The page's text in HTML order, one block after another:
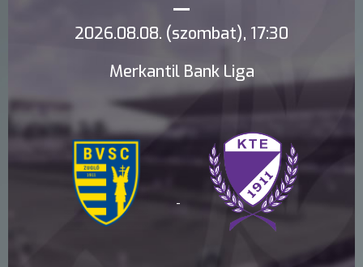
2026.08.08. (szombat), 17:30
Merkantil Bank Liga
-